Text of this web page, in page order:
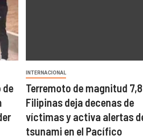
de
INTERNACIONAL
Terremoto de magnitud
Filipinas deja decenas de
víctimas y activa alertas
tsunami en el Pacífico